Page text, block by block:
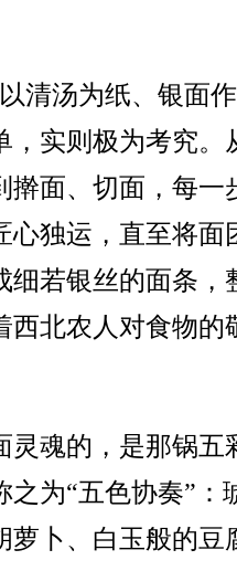
汤为纸、银面作
，实则极为考究。
擀面、切面，每一
心独运，直至将面
细若银丝的面条，
西北农人对食物的
魂的，是那锅五
之为“五色协奏”：
萝卜、白玉般的豆